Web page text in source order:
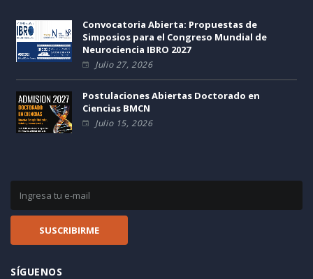
Convocatoria Abierta: Propuestas de
Simposios para el Congreso Mundial de
Neurociencia IBRO 2027
Julio 27, 2026
Postulaciones Abiertas Doctorado en
Ciencias BMCN
Julio 15, 2026
SÍGUENOS